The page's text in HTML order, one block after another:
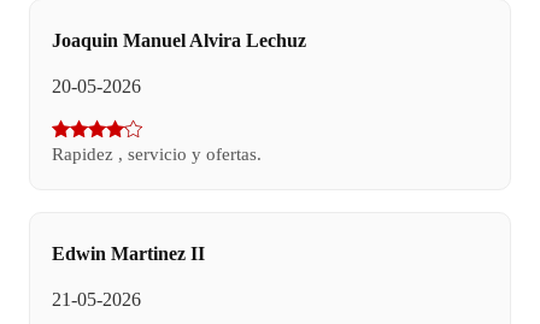
Joaquin Manuel Alvira Lechuz
20-05-2026
Rapidez , servicio y ofertas.
Edwin Martinez II
21-05-2026